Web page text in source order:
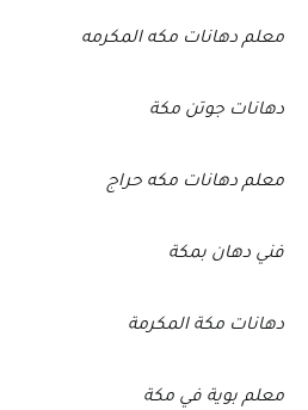
معلم دهانات مكه المكرمه
دهانات جوتن مكة
معلم دهانات مكه حراج
فني دهان بمكة
دهانات مكة المكرمة
معلم بوية في مكة